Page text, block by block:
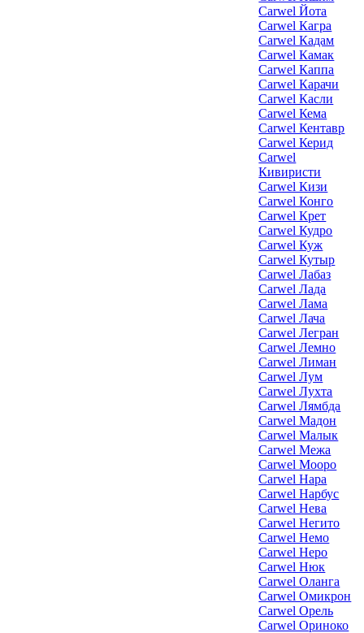
Carwel Йота
Carwel Кагра
Carwel Кадам
Carwel Камак
Carwel Каппа
Carwel Карачи
Carwel Касли
Carwel Кема
Carwel Кентавр
Carwel Керид
Carwel
Кивиристи
Carwel Кизи
Carwel Конго
Carwel Крет
Carwel Кудро
Carwel Куж
Carwel Кутыр
Carwel Лабаз
Carwel Лада
Carwel Лама
Carwel Лача
Carwel Легран
Carwel Лемно
Carwel Лиман
Carwel Лум
Carwel Лухта
Carwel Лямбда
Carwel Мадон
Carwel Малык
Carwel Межа
Carwel Мооро
Carwel Нара
Carwel Нарбус
Carwel Нева
Carwel Негито
Carwel Немо
Carwel Неро
Carwel Нюк
Carwel Оланга
Carwel Омикрон
Carwel Орель
Carwel Ориноко